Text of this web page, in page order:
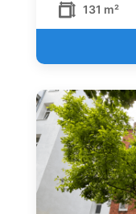
131 m²